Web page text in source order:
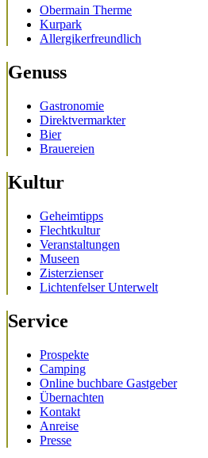
Obermain Therme
Kurpark
Allergikerfreundlich
Genuss
Gastronomie
Direktvermarkter
Bier
Brauereien
Kultur
Geheimtipps
Flechtkultur
Veranstaltungen
Museen
Zisterzienser
Lichtenfelser Unterwelt
Service
Prospekte
Camping
Online buchbare Gastgeber
Übernachten
Kontakt
Anreise
Presse